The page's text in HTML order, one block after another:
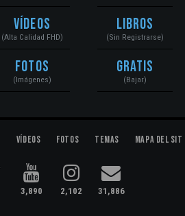
Vídeos
(Alta Calidad FHD)
Fotos
(Imágenes)
Libros
(Sin Registrarse)
Gratis
(Bajar)
Vídeos Fotos Temas Mapa del
3,890 2,102 31,886